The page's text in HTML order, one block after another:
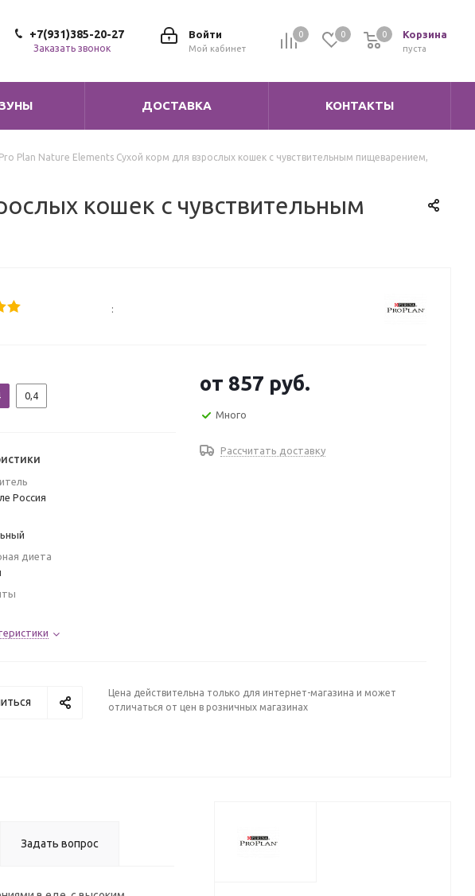
0 0 Корзина
0
пуста
0
Войти
Мой кабинет
+7(931)385-20-27
Заказать звонок
ДОСТАВКА КОНТАКТЫ
Plan Nature Elements Сухой корм для взрослых кошек с чувствительным пищеварением,
кошек с чувствительным
:
0,4
Россия
диета
от 857 руб.
Много
Рассчитать доставку
Цена действительна только для интернет-магазина и может
отличаться от цен в розничных магазинах
Задать вопрос